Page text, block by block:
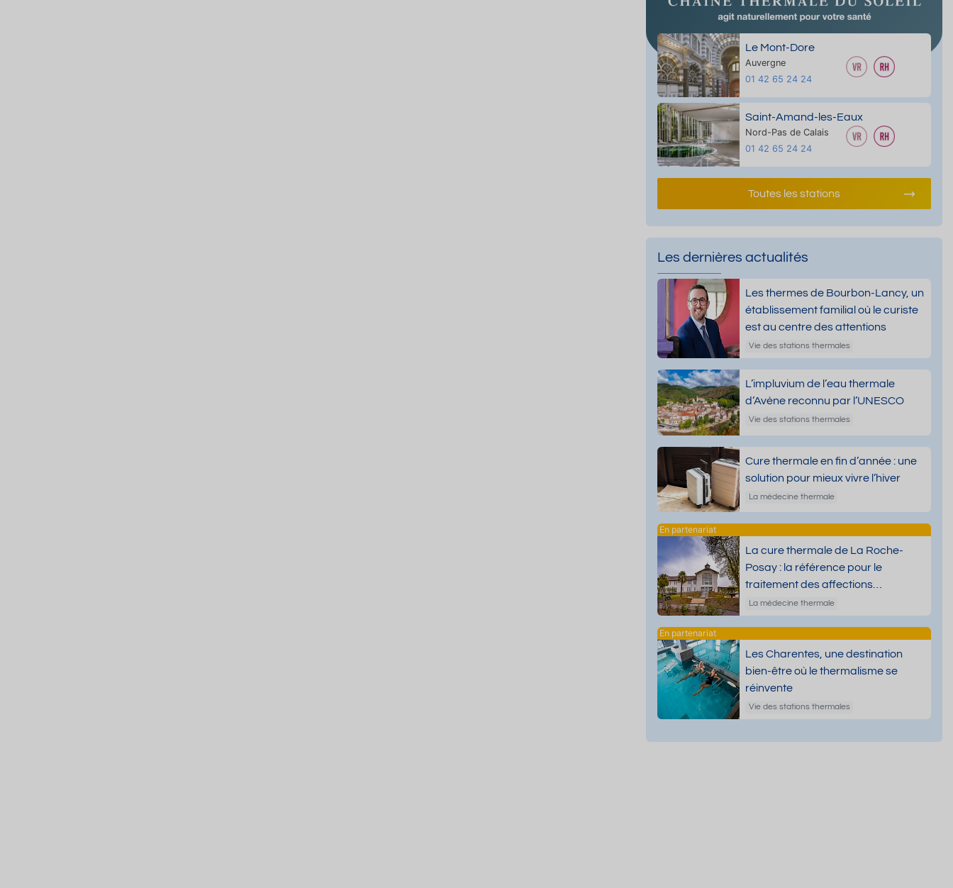
Le Mont-Dore
Auvergne
01 42 65 24 24
Saint-Amand-les-Eaux
Nord-Pas de Calais
01 42 65 24 24
Toutes les stations
Les dernières actualités
Les thermes de Bourbon-Lancy, un
établissement familial où le curiste
est au centre des attentions
Vie des stations thermales
L’impluvium de l’eau thermale
d’Avène reconnu par l’UNESCO
Vie des stations thermales
Cure thermale en fin d’année : une
solution pour mieux vivre l’hiver
La médecine thermale
La cure thermale de La Roche-
Posay : la référence pour le
traitement des affections
dermatologiques
La médecine thermale
Les Charentes, une destination
bien-être où le thermalisme se
réinvente
Vie des stations thermales